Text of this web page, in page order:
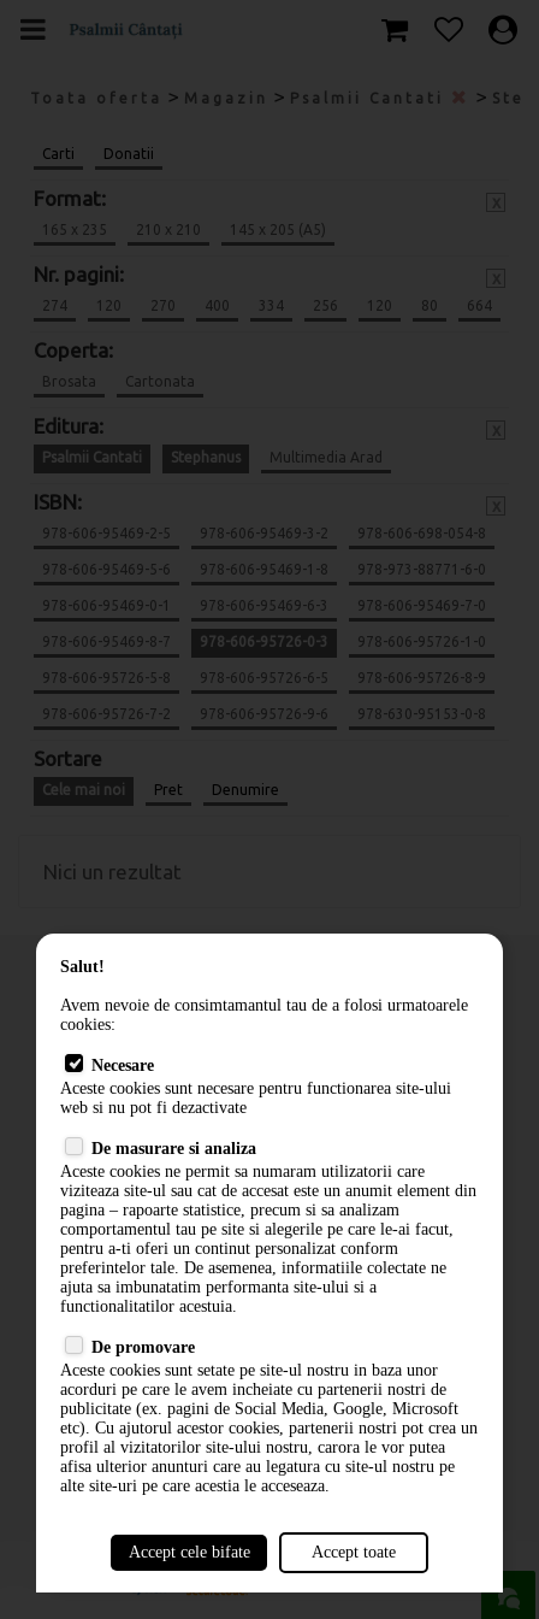
Toata oferta > Magazin > Psalmii Cantati >
Carti Donatii
Format:
165 x 235 210 x 210 145 x 205 (A5)
Nr. pagini:
274 120 270 400 334 256 120 80 664
Coperta:
Brosata Cartonata
Editura:
Psalmii Cantati Stephanus Multimedia Arad
ISBN:
978-606-95469-2-5 978-606-95469-3-2 978-606-698-054-8
978-606-95469-5-6 978-606-95469-1-8 978-973-88771-6-0
978-606-95469-0-1 978-606-95469-6-3 978-606-95469-7-0
978-606-95469-8-7 978-606-95726-0-3 978-606-95726-1-0
978-606-95726-5-8 978-606-95726-6-5 978-606-95726-8-9
978-606-95726-7-2 978-606-95726-9-6 978-630-95153-0-8
Sortare
Cele mai noi Pret Denumire
Nici un rezultat
Cum comand
Livrare
Contact
Politica de confidentialitate
ANPC
ABONARE LA NEWSLETTER
ABONARE
Salut!
Avem nevoie de consimtamantul tau de a folosi urmatoarele
cookies:
Necesare
Aceste cookies sunt necesare pentru functionarea site-ului
web si nu pot fi dezactivate
De masurare si analiza
Aceste cookies ne permit sa numaram utilizatorii care
viziteaza site-ul sau cat de accesat este un anumit element din
pagina – rapoarte statistice, precum si sa analizam
comportamentul tau pe site si alegerile pe care le-ai facut,
pentru a-ti oferi un continut personalizat conform
preferintelor tale. De asemenea, informatiile colectate ne
ajuta sa imbunatatim performanta site-ului si a
functionalitatilor acestuia.
De promovare
Aceste cookies sunt setate pe site-ul nostru in baza unor
acorduri pe care le avem incheiate cu partenerii nostri de
publicitate (ex. pagini de Social Media, Google, Microsoft
etc). Cu ajutorul acestor cookies, partenerii nostri pot crea un
profil al vizitatorilor site-ului nostru, carora le vor putea
afisa ulterior anunturi care au legatura cu site-ul nostru pe
alte site-uri pe care acestia le acceseaza.
Accept cele bifate Accept toate